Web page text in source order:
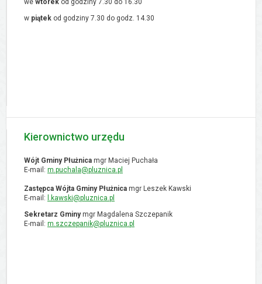
we wtorek od godziny 7.30 do 16.30
w piątek od godziny 7.30 do godz. 14.30
Kierownictwo urzędu
Wójt Gminy Płużnica mgr Maciej Puchała
E-mail: m.puchala@pluznica.pl
Zastępca Wójta Gminy Płużnica mgr Leszek Kawski
E-mail: l.kawski@pluznica.pl
Sekretarz Gminymgr Magdalena Szczepanik
E-mail: m.szczepanik@pluznica.pl